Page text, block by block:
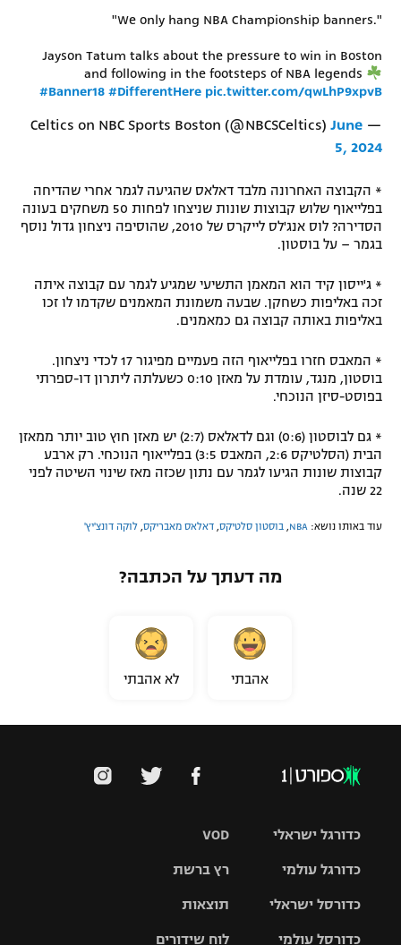
"We only hang NBA Championship banners."
Jayson Tatum talks about the pressure to win in Boston
and following in the footsteps of NBA legends
#Banner18 #DifferentHere pic.twitter.com/qwLhP9xpvB
— Celtics on NBC Sports Boston (@NBCSCeltics)
June
5, 2024
* הקבוצה האחרונה מלבד דאלאס שהגיעה לגמר אחרי שהדיחה
בפלייאוף שלוש קבוצות שונות שניצחו לפחות 50 משחקים בעונה
הסדירה? לוס אנג'לס לייקרס של 2010, שהוסיפה ניצחון גדול נוסף
בגמר – על בוסטון.
* ג'ייסון קיד הוא המאמן התשיעי שמגיע לגמר עם קבוצה איתה
זכה באליפות כשחקן. שבעה משמונת המאמנים שקדמו לו זכו
באליפות באותה קבוצה גם כמאמנים.
* המאבס חזרו בפלייאוף הזה פעמיים מפיגור 17 לכדי ניצחון.
בוסטון, מנגד, עומדת על מאזן 0:10 כשעלתה ליתרון דו-ספרתי
בפוסט-סיזן הנוכחי.
* גם לבוסטון (0:6) וגם לדאלאס (2:7) יש מאזן חוץ טוב יותר ממאזן
הבית (הסלטיקס 2:6, המאבס 3:5) בפלייאוף הנוכחי. רק ארבע
קבוצות שונות הגיעו לגמר עם נתון שכזה מאז שינוי השיטה לפני
22 שנה.
עוד באותו נושא: NBA
, בוסטון סלטיקס, דאלאס מאבריקס, לוקה דונצ'יץ'
מה דעתך על הכתבה?
אהבתי לא אהבתי
VOD
רץ ברשת
תוצאות
לוח שידורים
כדורגל ישראלי
כדורגל עולמי
האלופות
כדורסל ישראלי
כדורסל עולמי